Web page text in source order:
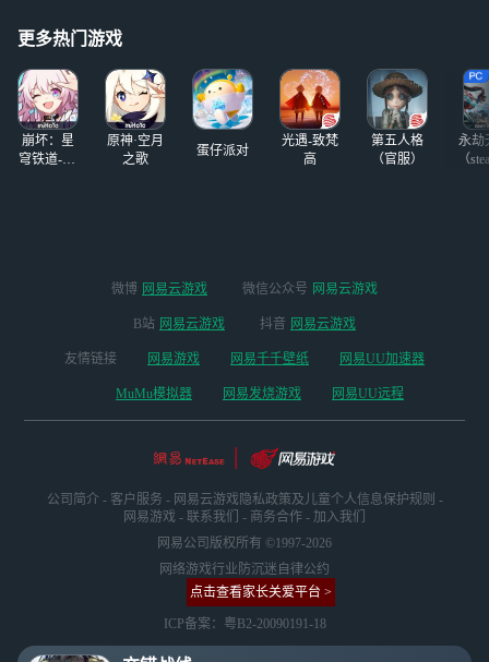
更多热门游戏
崩坏：星
穹铁道-4.4
原神·空月
之歌
蛋仔派对
光遇-致梵
高
第五人格
（官服）
永劫
（
微博 网易云游戏 微信公众号 网易云游戏
B站 网易云游戏 抖音 网易云游戏
友情链接 网易游戏 网易千千壁纸 网易UU加速器
MuMu模拟器 网易发烧游戏 网易UU远程
公司简介 - 客户服务 - 网易云游戏隐私政策及儿童个人信息保护规则 -
网易游戏 - 联系我们 - 商务合作 - 加入我们
网易公司版权所有 ©1997-2026
网络游戏行业防沉迷自律公约
点击查看家长关爱平台 >
ICP备案：粤B2-20090191-18